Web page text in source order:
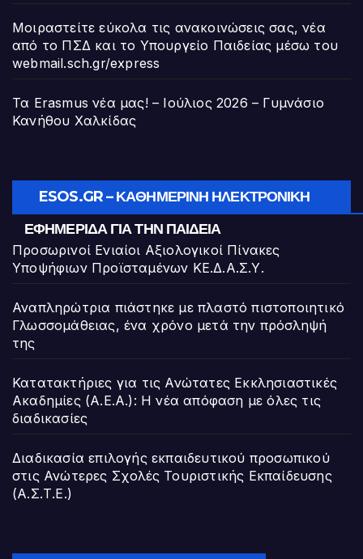
Μοιραστείτε εύκολα τις ανακοινώσεις σας, νέα
από το ΠΣΔ και το Υπουργείο Παιδείας μέσω του
webmail.sch.gr/express
Τα Erasmus νέα μας! – Ιούλιος 2026 – Γυμνάσιο
Κανήθου Χαλκίδας
ESOS.GR – ΚΑΘΗΜΕΡΙΝΉ ΗΛΕΚΤΡΟΝΙΚΉ
ΕΦΗΜΕΡΊΔΑ ΓΙΑ ΤΗΝ ΠΑΙΔΕΊΑ
Προσωρινοί Ενιαίοι Αξιολογικοί Πίνακες
Υποψήφιων Προϊσταμένων ΚΕ.Δ.Α.Σ.Υ.
Αναπληρώτρια πιάστηκε με πλαστό πιστοποιητικό
Γλωσσομάθειας, ένα χρόνο μετά την πρόσληψή
της
Κατατακτήριες για τις Ανώτατες Εκκλησιαστικές
Ακαδημίες (Α.Ε.Α.): Η νέα απόφαση με όλες τις
διαδικασίες
Διαδικασία επιλογής εκπαιδευτικού προσωπικού
στις Ανώτερες Σχολές Τουριστικής Εκπαίδευσης
(Α.Σ.Τ.Ε.)